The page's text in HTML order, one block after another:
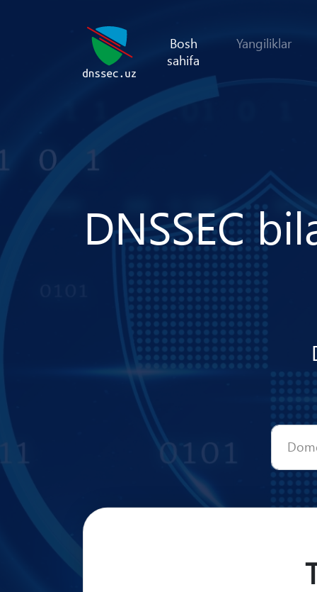
Bosh
sahifa
Yangiliklar
DNSSEC bil